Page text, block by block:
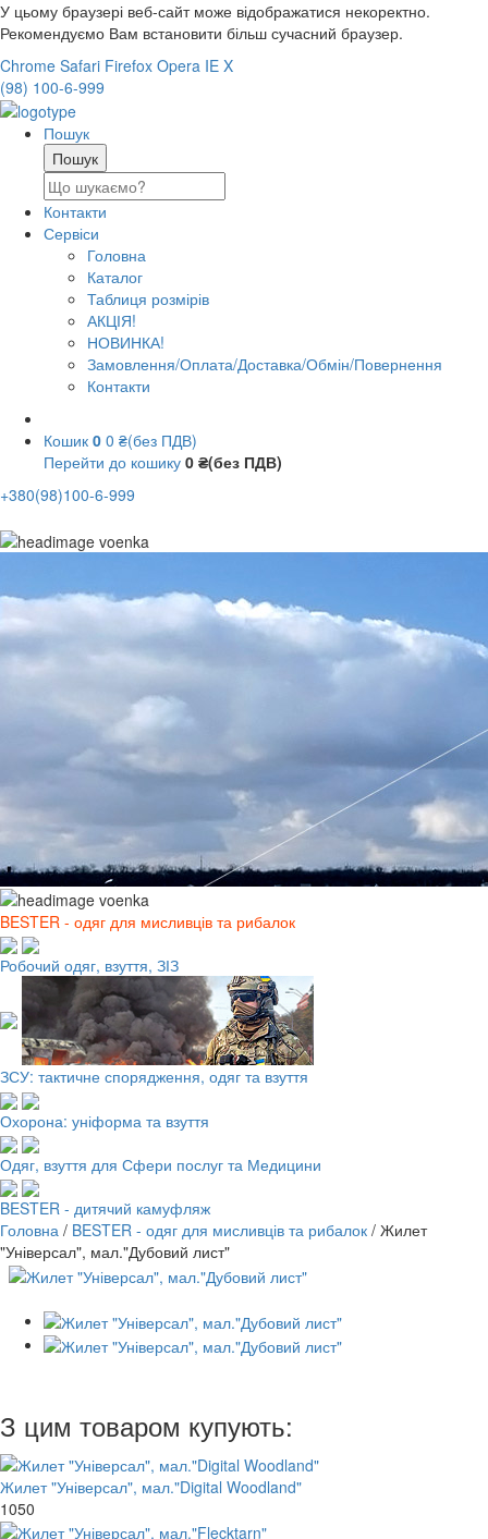
У цьому браузері веб-сайт може відображатися некоректно.
Рекомендуємо Вам встановити більш сучасний браузер.
Chrome Safari Firefox Opera IE X
(98) 100-6-999
Пошук
Контакти
Сервіси
Головна
Каталог
Таблиця розмірів
АКЦІЯ!
НОВИНКА!
Замовлення/Оплата/Доставка/Обмін/Повернення
Контакти
Кошик 0 0 ₴(без ПДВ)
Перейти до кошику 0 ₴(без ПДВ)
+380(98)100-6-999
BESTER - одяг для мисливців та рибалок
Робочий одяг, взуття, ЗІЗ
ЗСУ: тактичне спорядження, одяг та взуття
Охорона: уніформа та взуття
Одяг, взуття для Сфери послуг та Медицини
BESTER - дитячий камуфляж
Головна / BESTER - одяг для мисливців та рибалок / Жилет
"Універсал", мал."Дубовий лист"
З цим товаром купують:
Жилет "Універсал", мал."Digital Woodland"
1050